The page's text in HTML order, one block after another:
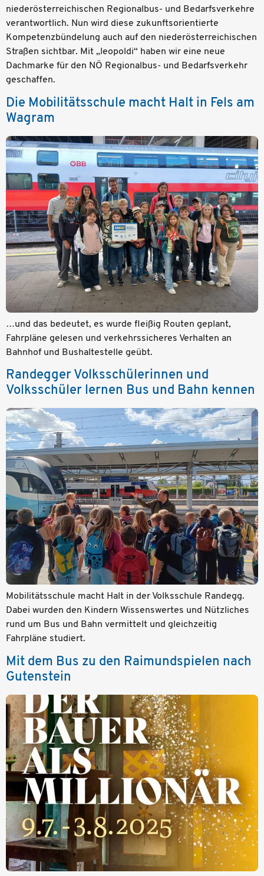
niederösterreichischen Regionalbus- und Bedarfsverkehre
verantwortlich. Nun wird diese zukunftsorientierte
Kompetenzbündelung auch auf den niederösterreichischen
Straßen sichtbar. Mit „leopoldi“ haben wir eine neue
Dachmarke für den NÖ Regionalbus- und Bedarfsverkehr
geschaffen.
Die Mobilitätsschule macht Halt in Fels am
Wagram
…und das bedeutet, es wurde fleißig Routen geplant,
Fahrpläne gelesen und verkehrssicheres Verhalten an
Bahnhof und Bushaltestelle geübt.
Randegger Volksschülerinnen und
Volksschüler lernen Bus und Bahn kennen
Mobilitätsschule macht Halt in der Volksschule Randegg.
Dabei wurden den Kindern Wissenswertes und Nützliches
rund um Bus und Bahn vermittelt und gleichzeitig
Fahrpläne studiert.
Mit dem Bus zu den Raimundspielen nach
Gutenstein